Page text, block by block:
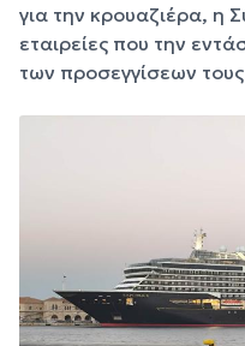
για την κρουαζιέρα, η
εταιρείες που την
των προσεγγίσεων